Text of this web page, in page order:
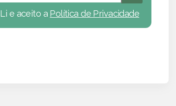
Li e aceito a Política de Privacidade